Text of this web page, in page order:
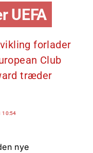
UEFA
forlader
Club
træder
10:54
nye